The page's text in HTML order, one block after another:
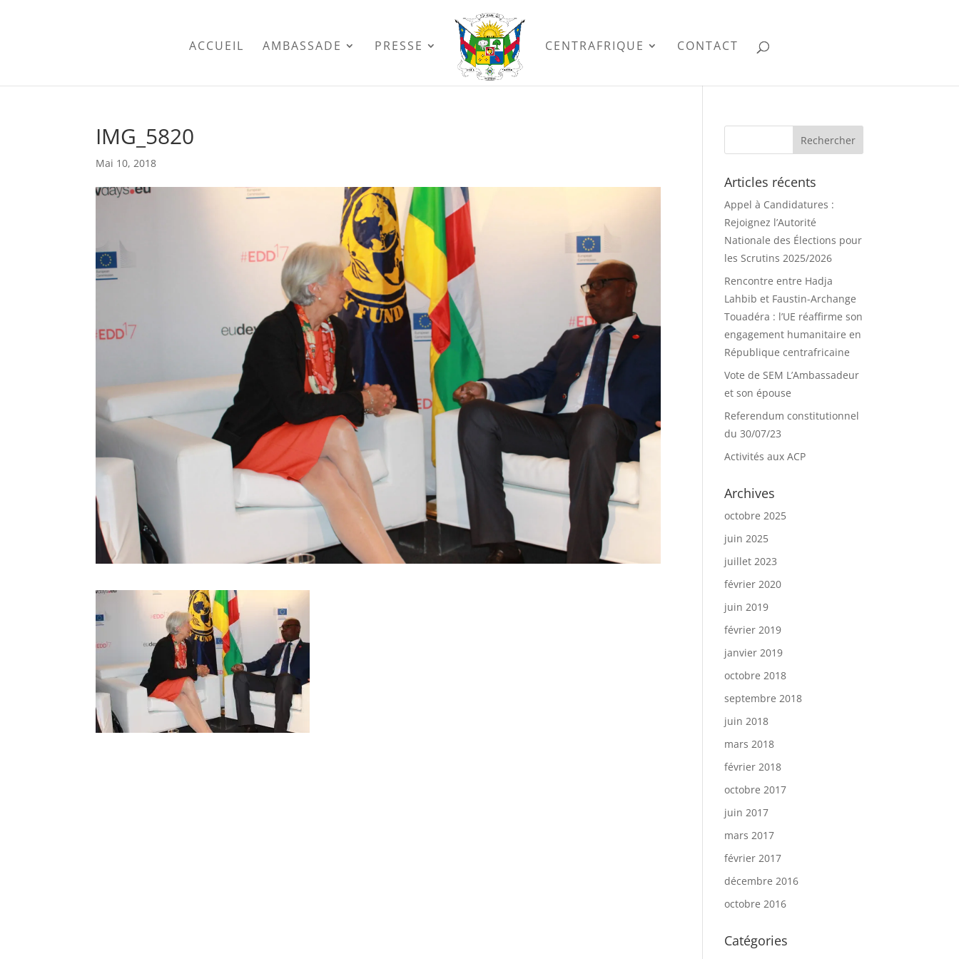
ACCUEIL AMBASSADE PRESSE CENTRAFRIQUE CONTACT
IMG_5820
Mai 10, 2018
Articles récents
Appel à Candidatures :
Rejoignez l’Autorité
Nationale des Élections pour
les Scrutins 2025/2026
Rencontre entre Hadja
Lahbib et Faustin-Archange
Touadéra : l’UE réaffirme son
engagement humanitaire en
République centrafricaine
Vote de SEM L’Ambassadeur
et son épouse
Referendum constitutionnel
du 30/07/23
Activités aux ACP
Archives
octobre 2025
juin 2025
juillet 2023
février 2020
juin 2019
février 2019
janvier 2019
octobre 2018
septembre 2018
juin 2018
mars 2018
février 2018
octobre 2017
juin 2017
mars 2017
février 2017
décembre 2016
octobre 2016
Catégories